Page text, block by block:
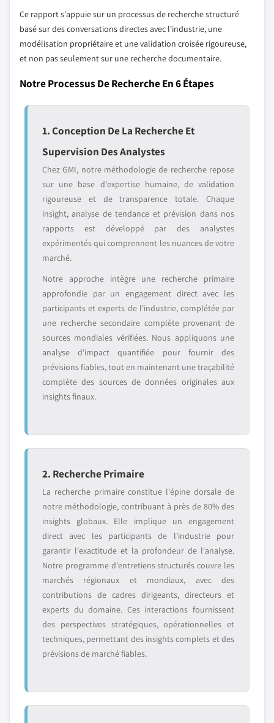
Ce rapport s'appuie sur un processus de recherche structuré
basé sur des conversations directes avec l'industrie, une
modélisation propriétaire et une validation croisée rigoureuse,
et non pas seulement sur une recherche documentaire.
Notre Processus De Recherche En 6 Étapes
1. Conception De La Recherche Et
Supervision Des Analystes
Chez GMI, notre méthodologie de recherche repose
sur une base d'expertise humaine, de validation
rigoureuse et de transparence totale. Chaque
insight, analyse de tendance et prévision dans nos
rapports est développé par des analystes
expérimentés qui comprennent les nuances de votre
marché.
Notre approche intègre une recherche primaire
approfondie par un engagement direct avec les
participants et experts de l'industrie, complétée par
une recherche secondaire complète provenant de
sources mondiales vérifiées. Nous appliquons une
analyse d'impact quantifiée pour fournir des
prévisions fiables, tout en maintenant une traçabilité
complète des sources de données originales aux
insights finaux.
2. Recherche Primaire
La recherche primaire constitue l'épine dorsale de
notre méthodologie, contribuant à près de 80% des
insights globaux. Elle implique un engagement
direct avec les participants de l'industrie pour
garantir l'exactitude et la profondeur de l'analyse.
Notre programme d'entretiens structurés couvre les
marchés régionaux et mondiaux, avec des
contributions de cadres dirigeants, directeurs et
experts du domaine. Ces interactions fournissent
des perspectives stratégiques, opérationnelles et
techniques, permettant des insights complets et des
prévisions de marché fiables.